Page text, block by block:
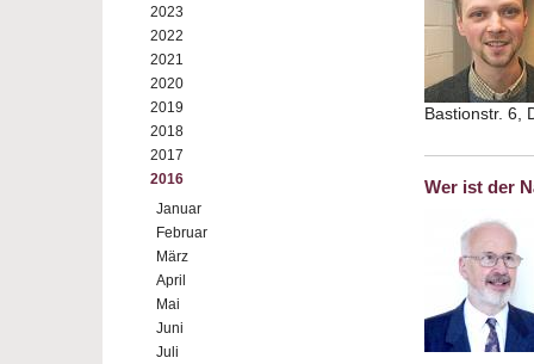
2023
2022
2021
2020
2019
2018
2017
2016
Januar
Februar
März
April
Mai
Juni
Juli
Bastionstr. 6,
Wer ist der